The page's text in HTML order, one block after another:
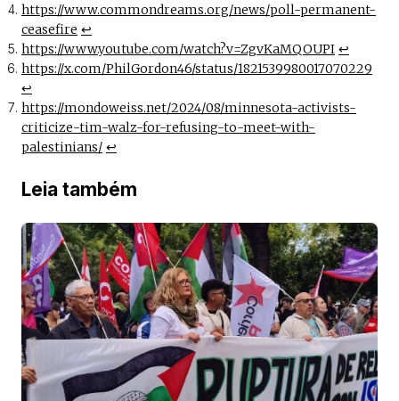
https://www.commondreams.org/news/poll-permanent-
ceasefire ↩︎
https://www.youtube.com/watch?v=ZgvKaMQOUPI ↩︎
https://x.com/PhilGordon46/status/1821539980017070229
↩︎
https://mondoweiss.net/2024/08/minnesota-activists-
criticize-tim-walz-for-refusing-to-meet-with-
palestinians/ ↩︎
Leia também